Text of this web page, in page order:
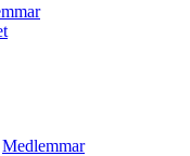
Medlemmar